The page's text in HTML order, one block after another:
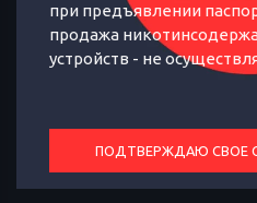
ОБЗОР ОТЗЫВЫ 7
Кейс для двух
при предъявлении
продажа
устройств - не
ПОДТВЕРЖДАЮ СВОЕ